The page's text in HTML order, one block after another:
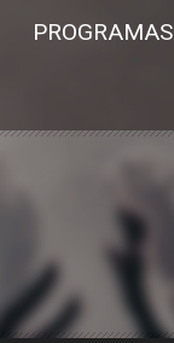
PROGRAMAS